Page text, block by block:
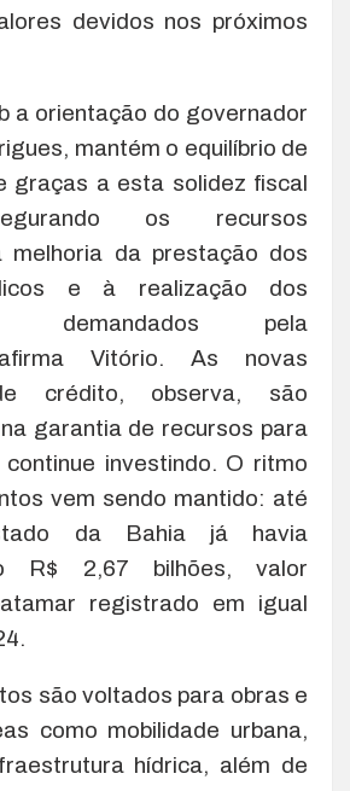
devidos nos próximos
a orientação do governador
mantém o equilíbrio de
graças a esta solidez fiscal
os recursos
melhoria da prestação dos
e à realização dos
demandados pela
afirma Vitório. As novas
crédito, observa, são
garantia de recursos para
investindo. O ritmo
vem sendo mantido: até
da Bahia já havia
R$ 2,67 bilhões, valor
registrado em igual
são voltados para obras e
como mobilidade urbana,
hídrica, além de